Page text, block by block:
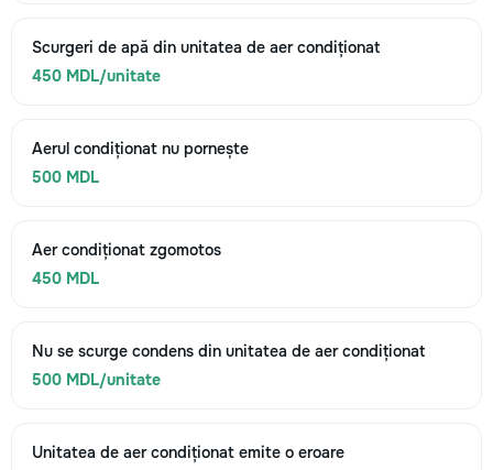
Scurgeri de apă din unitatea de aer condiționat
450 MDL/unitate
Aerul condiționat nu pornește
500 MDL
Aer condiționat zgomotos
450 MDL
Nu se scurge condens din unitatea de aer condiționat
500 MDL/unitate
Unitatea de aer condiționat emite o eroare